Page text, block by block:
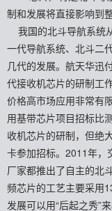
制和发展将直接影响到
我国的北斗导航系统
一代导航系统、北斗二
几代的发展。航天华迅
代接收机芯片的研制工
价格高市场应用非常有
用基带芯片项目招标比
收机芯片的研制，但绝
卡参加招标。2011年，
厂家都推出了自主的北
频芯片的工艺主要采用
发展可以用“后起之秀”来